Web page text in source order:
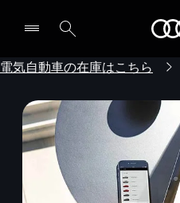
電気自動車の在庫はこちら